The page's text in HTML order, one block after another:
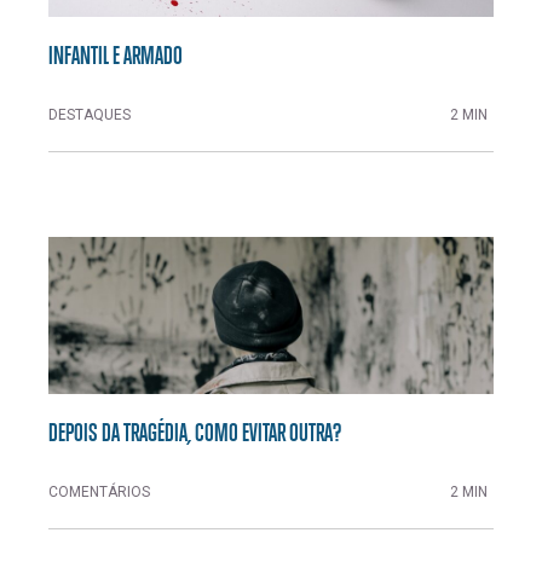
INFANTIL E ARMADO
DESTAQUES 2 MIN
DEPOIS DA TRAGÉDIA, COMO EVITAR OUTRA?
COMENTÁRIOS 2 MIN